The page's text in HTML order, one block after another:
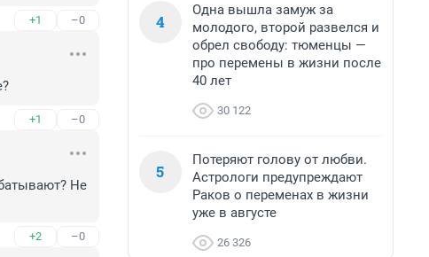
+1 –0
+1 –0
Не
+2 –0
4
Одна вышла замуж за
молодого, второй развелся и
обрел свободу: тюменцы —
про перемены в жизни после
40 лет
30 122
5
Потеряют голову от любви.
Астрологи предупреждают
Раков о переменах в жизни
уже в августе
26 326